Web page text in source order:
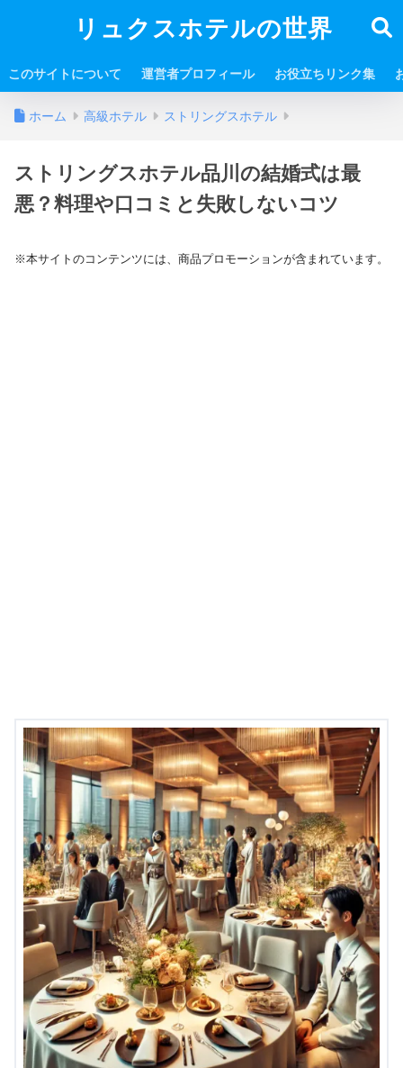
リュクスホテルの世界
このサイトについて 運営者プロフィール お役立ちリンク集
ホーム 高級ホテル ストリングスホテル
ストリングスホテル品川の結婚式は最
悪？料理や口コミと失敗しないコツ
※本サイトのコンテンツには、商品プロモーションが含まれています。